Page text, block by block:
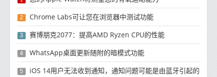
2 Chrome Labs可让您在浏览器中测试功能
3 赛博朋克2077：提高AMD Ryzen CPU的性能
4 WhatsApp桌面更新随附的暗模式功能
5 iOS 14用户无法收到通知，通知问题可能是由蓝牙引起的